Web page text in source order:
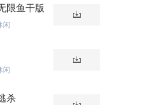
限鱼干版
闲
闲
杀